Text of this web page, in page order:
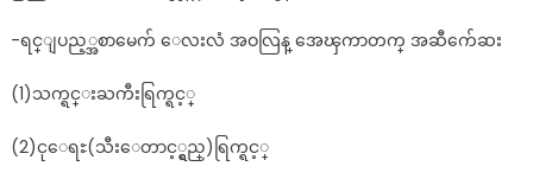
-ရင္ျပည့္အစာမေက် ေလးလံ အဝလြန္ အေၾကာတက္ အဆီက်ေဆး
(1)သက္ရင္းႀကီးရြက္ရင့္
(2)ငုေရႊ(သီးေတာင့္ရွည္)ရြက္ရင့္